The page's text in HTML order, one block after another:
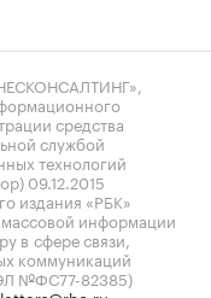
средства
службой
технологий
09.12.2015
издания «РБК»
массовой информации
в сфере связи,
коммуникаций
№ФС77-82385)